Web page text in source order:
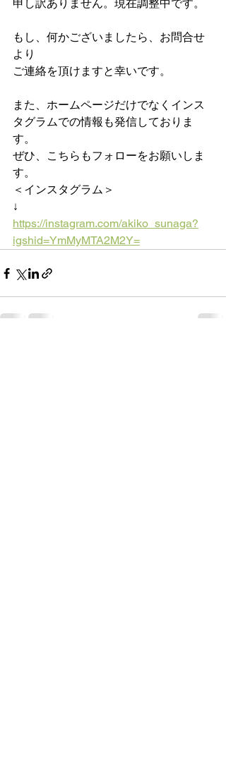
申し訳ありません。現在調整中です。
もし、何かございましたら、お問合せ
より
ご連絡を頂けますと幸いです。
また、ホームページだけでなくインス
タグラムでの情報も発信しておりま
す。
ぜひ、こちらもフォローをお願いしま
す。
＜インスタグラム＞
↓
https://instagram.com/akiko_sunaga?
igshid=YmMyMTA2M2Y=